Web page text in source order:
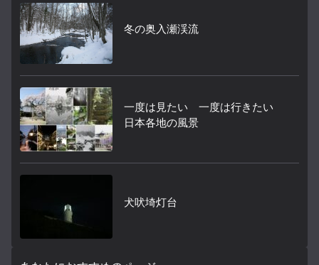
冬の奥入瀬渓流
一度は見たい 一度は行きたい
日本各地の風景
犬吠埼灯台